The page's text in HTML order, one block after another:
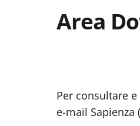
Area
Per consultare
e-mail